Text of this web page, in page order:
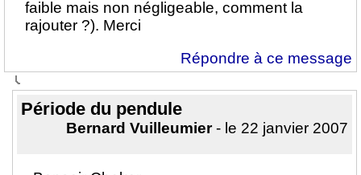
faible mais non négligeable, comment la
rajouter ?). Merci
Répondre à ce message
Période du pendule
Bernard Vuilleumier- le 22 janvier 2007